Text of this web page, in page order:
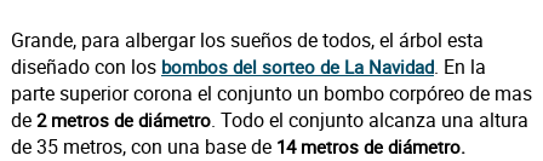
Grande, para albergar los sueños de todos, el árbol esta
diseñado con los bombos del sorteo de La Navidad. En la
parte superior corona el conjunto un bombo corpóreo de mas
de 2 metros de diámetro. Todo el conjunto alcanza una altura
de 35 metros, con una base de 14 metros de diámetro.